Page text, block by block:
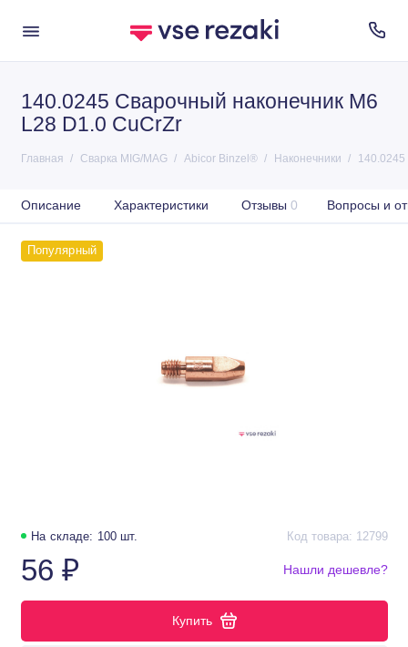
140.0245 Сварочный наконечник M6
L28 D1.0 CuCrZr
Главная Сварка MIG/MAG Abicor Binzel® Наконечники 140.0245
Описание Характеристики Отзывы 0 Вопросы и
Популярный
На складе: 100 шт. Код товара: 12799
56 ₽
Купить
Нашли дешевле?